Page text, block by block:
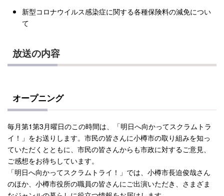
新型コロナウイルス感染症に関する各種保険料の減免につい
て
放送の内容
オープニング
毎月第1第3月曜日のこの時間は、「明日へ向かってスクラムトラ
イ！」をお送りします。市民の皆さんに小樽市の取り組みを知っ
ていただくとともに、市民の皆さんからも市政に対するご意見、
ご感想をお待ちしています。
「明日へ向かってスクラムトライ！」では、小樽市長迫俊哉さん
のほか、小樽市役所の職員の皆さんにご出演いただき、さまざま